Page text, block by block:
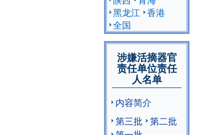
黑龙江 香港
全国
涉嫌活摘器官
责任单位责任
人名单
内容简介
第三批
第二批